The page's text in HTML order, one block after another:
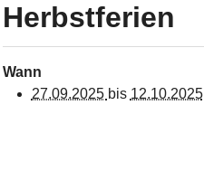
Herbstferien
Wann
27.09.2025 bis 12.10.2025